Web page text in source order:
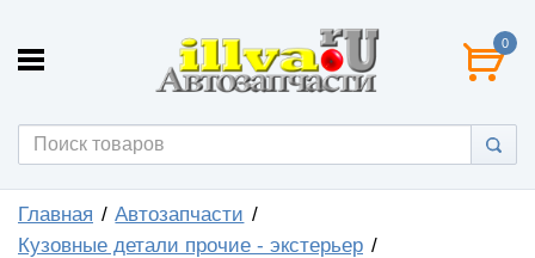
0
Главная
Автозапчасти
Кузовные детали прочие - экстерьер